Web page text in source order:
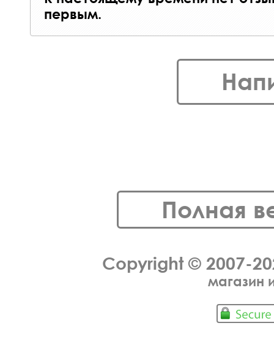
первым.
Полная
Copyright © 2007-
магазин